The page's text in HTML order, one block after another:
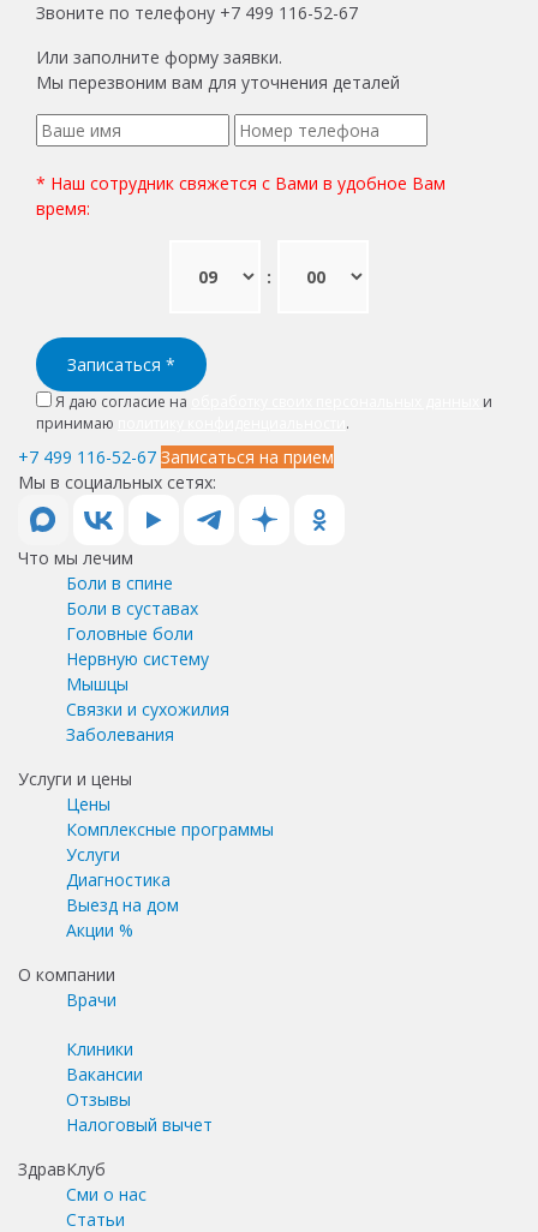
Звоните по телефону +7 499 116-52-67
Или заполните форму заявки.
Мы перезвоним вам для уточнения деталей
* Наш сотрудник свяжется с Вами в удобное Вам
время:
:
Записаться *
Я даю согласие на
и
принимаю
.
+7 499 116-52-67 Записаться на прием
Мы в социальных сетях:
Что мы лечим
Боли в спине
Боли в суставах
Головные боли
Нервную систему
Мышцы
Связки и сухожилия
Заболевания
Услуги и цены
Цены
Комплексные программы
Услуги
Диагностика
Выезд на дом
Акции %
О компании
Врачи
Клиники
Вакансии
Отзывы
Налоговый вычет
ЗдравКлуб
Сми о нас
Статьи